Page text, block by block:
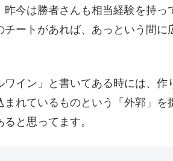
昨今は勝者さんも相当経験を持
チートがあれば、あっという間
ワイン」と書いてある時には、
まれているものという「外郭」
と思ってます。